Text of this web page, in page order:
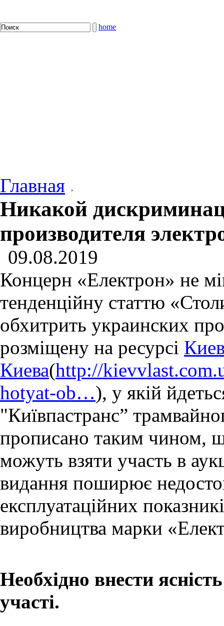
home
Главная
Никакой
производителя
09.08.2019
Концерн «Електрон» не
тенденційну статтю
обхитрить украинских
розміщену на ресурсі
Киева(http://
hotyat-ob…), у якій
"Київпастранс”
прописано таким чином,
можуть взяти участь в
видання поширює
експлуатаційних
виробництва марки
Необхідно внести
участі.